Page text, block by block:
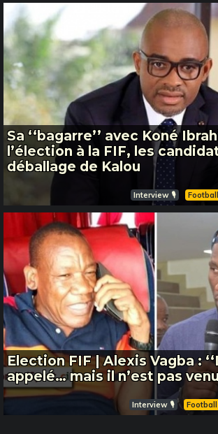
Sa ‘‘bagarre’’ avec Koné
l’élection à la FIF, les
déballage de Kalou
Interview 🎙️
Election FIF | Alexis Vagba :
appelé… mais il n’est pas venu
Interview 🎙️ Football